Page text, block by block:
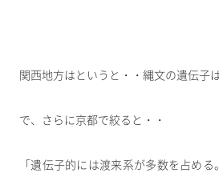
関西地方はというと・・縄文の遺伝子
で、さらに京都で絞ると・・
「遺伝子的には渡来系が多数を占め